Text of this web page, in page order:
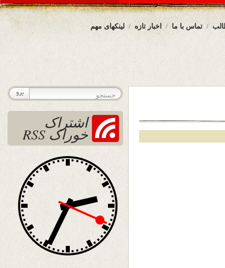
لینکهای مهم اخبار تازه تماس با ما
اشتراک
خوراک RSS